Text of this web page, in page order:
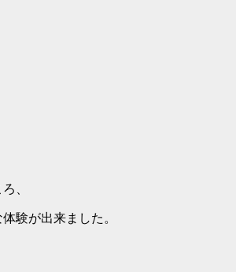
、
験が出来ました。